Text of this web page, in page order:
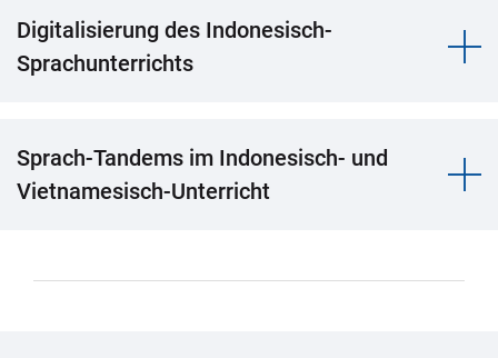
Digitalisierung des Indonesisch-
Sprachunterrichts
Sprach-Tandems im Indonesisch- und
Vietnamesisch-Unterricht